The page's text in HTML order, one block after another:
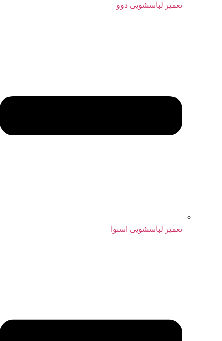
تعمیر لباسشویی دوو
تعمیر لباسشویی اسنوا